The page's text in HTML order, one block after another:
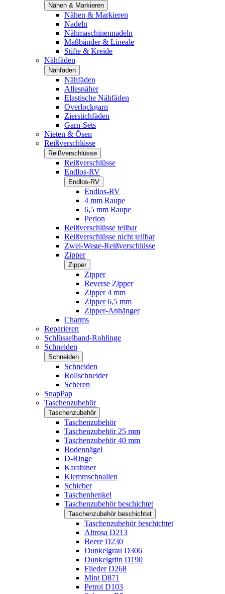
Nähen & Markieren
Nähen & Markieren
Nadeln
Nähmaschinennadeln
Maßbänder & Lineale
Stifte & Kreide
Nähfäden
Nähfäden
Nähfäden
Allesnäher
Elastische Nähfäden
Overlockgarn
Zierstichfäden
Garn-Sets
Nieten & Ösen
Reißverschlüsse
Reißverschlüsse
Reißverschlüsse
Endlos-RV
Endlos-RV
Endlos-RV
4 mm Raupe
6,5 mm Raupe
Perlon
Reißverschlüsse teilbar
Reißverschlüsse nicht teilbar
Zwei-Wege-Reißverschlüsse
Zipper
Zipper
Zipper
Reverse Zipper
Zipper 4 mm
Zipper 6,5 mm
Zipper-Anhänger
Charms
Reparieren
Schlüsselband-Rohlinge
Schneiden
Schneiden
Schneiden
Rollschneider
Scheren
SnapPap
Taschenzubehör
Taschenzubehör
Taschenzubehör
Taschenzubehör 25 mm
Taschenzubehör 40 mm
Bodennägel
D-Ringe
Karabiner
Klemmschnallen
Schieber
Taschenhenkel
Taschenzubehör beschichtet
Taschenzubehör beschichtet
Taschenzubehör beschichtet
Altrosa D213
Beere D230
Dunkelgrau D306
Dunkelgrün D190
Flieder D268
Mint D871
Petrol D103